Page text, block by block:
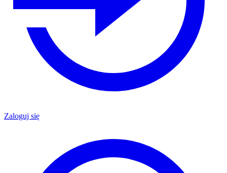
Zaloguj się